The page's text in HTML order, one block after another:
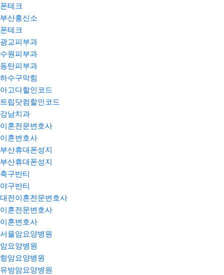
폰테크
부산흥신소
폰테크
광교피부과
수원피부과
동탄피부과
하수구막힘
아고다할인코드
트립닷컴할인코드
강남치과
이혼전문변호사
이혼변호사
부산휴대폰성지
부산휴대폰성지
축구반티
야구반티
대전이혼전문변호사
이혼전문변호사
이혼변호사
서울암요양병원
암요양병원
항암요양병원
유방암요양병원